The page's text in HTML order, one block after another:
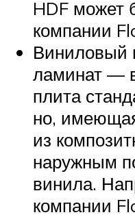
HDF может
компании
Виниловый
ламинат —
плита
но,
из
наружным
винила.
компании